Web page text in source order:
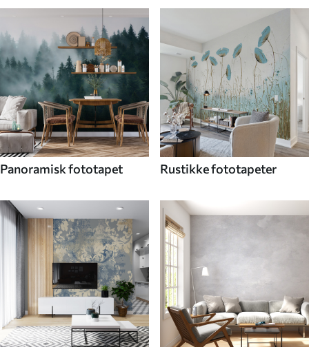
Panoramisk fototapet Rustikke fototapeter